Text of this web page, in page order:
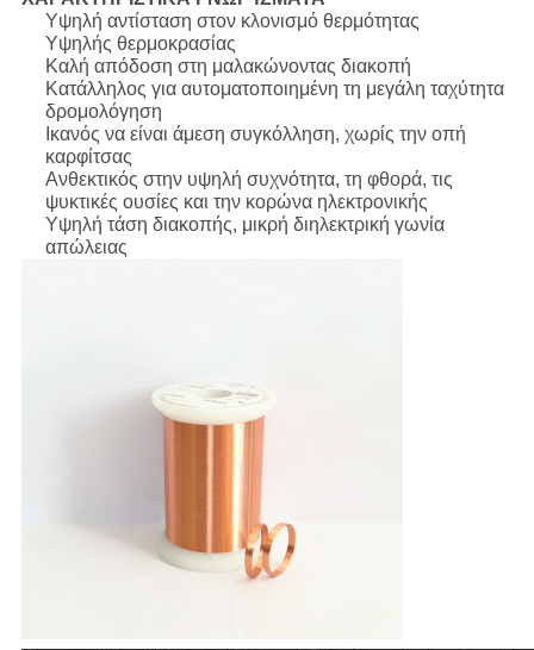
Υψηλή αντίσταση στον κλονισμό θερμότητας
Υψηλής θερμοκρασίας
Καλή απόδοση στη μαλακώνοντας διακοπή
Κατάλληλος για αυτοματοποιημένη τη μεγάλη ταχύτητα
δρομολόγηση
Ικανός να είναι άμεση συγκόλληση, χωρίς την οπή
καρφίτσας
Ανθεκτικός στην υψηλή συχνότητα, τη φθορά, τις
ψυκτικές ουσίες και την κορώνα ηλεκτρονικής
Υψηλή τάση διακοπής, μικρή διηλεκτρική γωνία
απώλειας